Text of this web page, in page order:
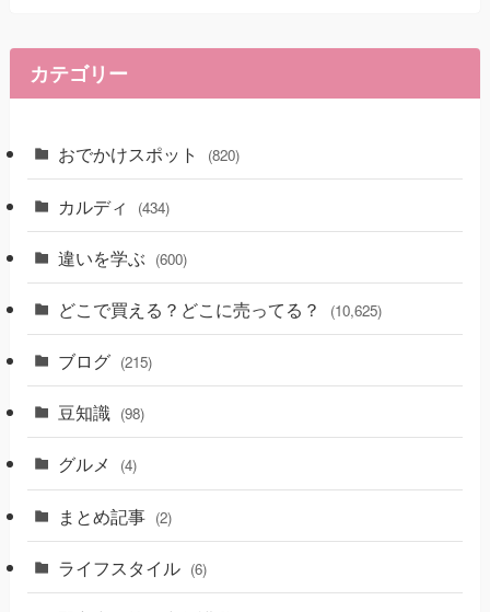
カテゴリー
おでかけスポット (820)
カルディ (434)
違いを学ぶ (600)
どこで買える？どこに売ってる？ (10,625)
ブログ (215)
豆知識 (98)
グルメ (4)
まとめ記事 (2)
ライフスタイル (6)